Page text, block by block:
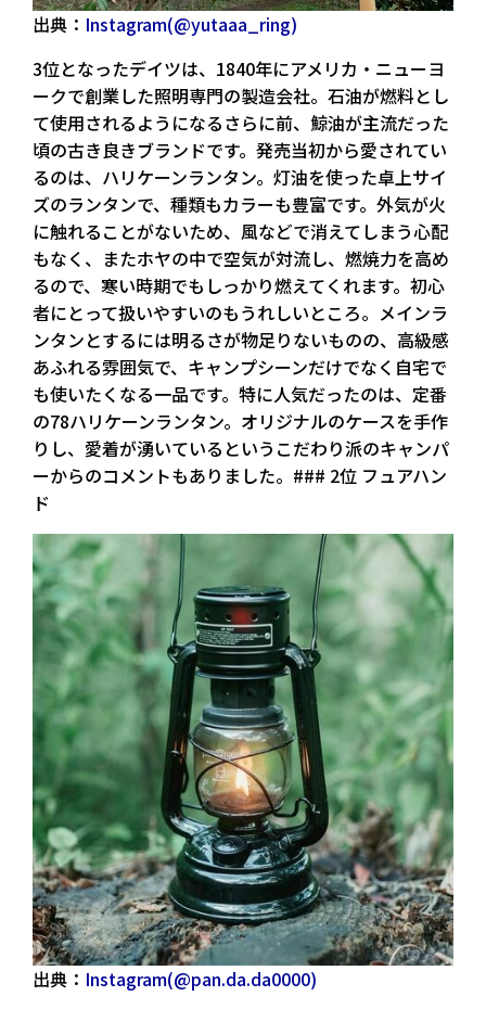
出典： Instagram(@yutaaa_ring)
3位となったデイツは、1840年にアメリカ・ニューヨ
ークで創業した照明専門の製造会社。石油が燃料とし
て使用されるようになるさらに前、鯨油が主流だった
頃の古き良きブランドです。発売当初から愛されてい
るのは、ハリケーンランタン。灯油を使った卓上サイ
ズのランタンで、種類もカラーも豊富です。外気が火
に触れることがないため、風などで消えてしまう心配
もなく、またホヤの中で空気が対流し、燃焼力を高め
るので、寒い時期でもしっかり燃えてくれます。初心
者にとって扱いやすいのもうれしいところ。メインラ
ンタンとするには明るさが物足りないものの、高級感
あふれる雰囲気で、キャンプシーンだけでなく自宅で
も使いたくなる一品です。特に人気だったのは、定番
の78ハリケーンランタン。オリジナルのケースを手作
りし、愛着が湧いているというこだわり派のキャンパ
ーからのコメントもありました。### 2位 フュアハン
ド
出典： Instagram(@pan.da.da0000)